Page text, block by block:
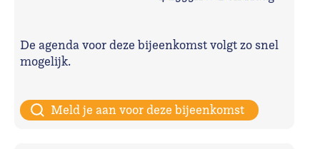
De agenda voor deze bijeenkomst volgt zo snel
mogelijk.
Meld je aan voor deze bijeenkomst